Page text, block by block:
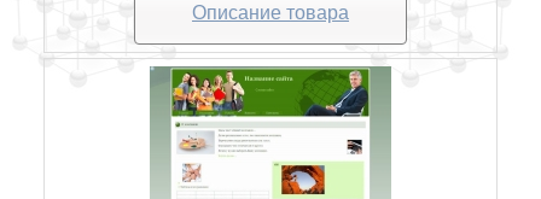
Описание товара